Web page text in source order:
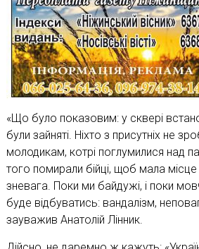
«Що було показовим: у сквері
були зайняті. Ніхто з присутніх не
молодикам, котрі поглумилися над
того помирали бійці, щоб мала місце
зневага. Поки ми байдужі, і поки
буде відбуватись: вандалізм,
зауважив Анатолій Лінник.